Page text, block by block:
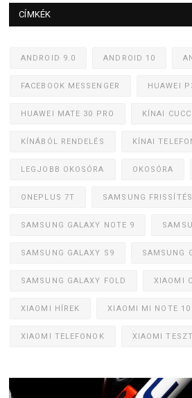
CÍMKÉK
ANDROID 9.0 ANDROID 10
FACEBOOK MESSENGER HUAWEI
HUAWEI MATE 30 PRO KÍNAI
KÍNÁBÓL RENDELÉS KÍNAI
LEGJOBB OKOSÓRA OKOSÓRA
ONEPLUS 7T SAMSUNG FRISSÍTÉS
SAMSUNG GALAXY NOTE 9
SAMSUNG GALAXY S9 SAMSUNG
SAMSUNG GALAXY FOLD XIAOMI
XIAOMI HÍREK XIAOMI MI NOTE 10
XIAOMI TELEFONOK XIAOMI